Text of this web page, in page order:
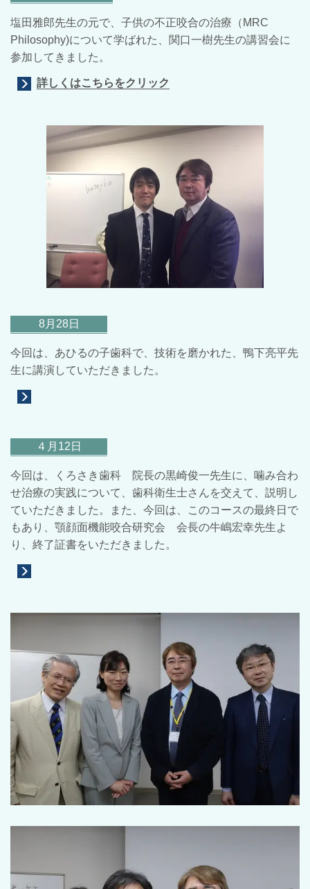
塩田雅郎先生の元で、子供の不正咬合の治療（MRC
Philosophy)について学ばれた、関口一樹先生の講習会に
参加してきました。
詳しくはこちらをクリック
8月28日
今回は、あひるの子歯科で、技術を磨かれた、鴨下亮平先
生に講演していただきました。
４月12日
今回は、くろさき歯科 院長の黒崎俊一先生に、噛み合わ
せ治療の実践について、歯科衛生士さんを交えて、説明し
ていただきました。また、今回は、このコースの最終日で
もあり、顎顔面機能咬合研究会 会長の牛嶋宏幸先生よ
り、終了証書をいただきました。